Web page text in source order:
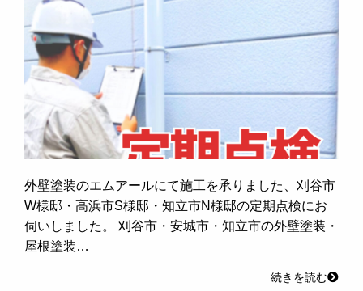
外壁塗装のエムアールにて施工を承りました、刈谷市
W様邸・高浜市S様邸・知立市N様邸の定期点検にお
伺いしました。 刈谷市・安城市・知立市の外壁塗装・
屋根塗装…
続きを読む